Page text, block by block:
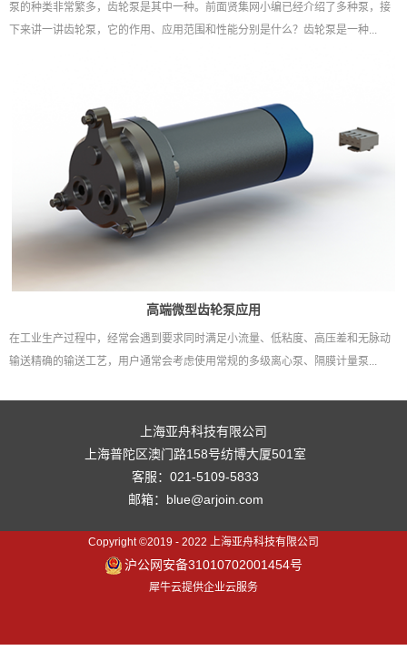
泵的种类非常繁多，齿轮泵是其中一种。前面贤集网小编已经介绍了多种泵，接
下来讲一讲齿轮泵，它的作用、应用范围和性能分别是什么？齿轮泵是一种...
高端微型齿轮泵应用
在工业生产过程中，经常会遇到要求同时满足小流量、低粘度、高压差和无脉动
输送精确的输送工艺，用户通常会考虑使用常规的多级离心泵、隔膜计量泵...
上海亚舟科技有限公司
上海普陀区澳门路158号纺博大厦501室
客服：021-5109-5833
邮箱：blue@arjoin.com
Copyright ©2019 - 2022 上海亚舟科技有限公司
沪公网安备31010702001454号
犀牛云提供企业云服务